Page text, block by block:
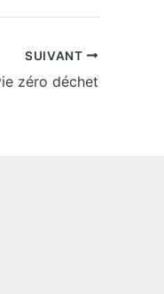
SUIVANT
zéro déchet